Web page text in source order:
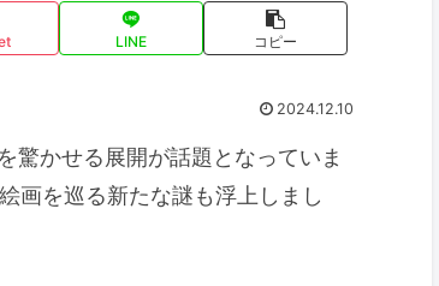
LINE コピー
2024.12.10
驚かせる展開が話題となっていま
画を巡る新たな謎も浮上しまし